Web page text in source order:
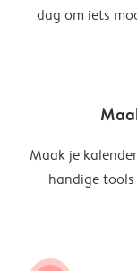
dag om iets
Maak je
handige